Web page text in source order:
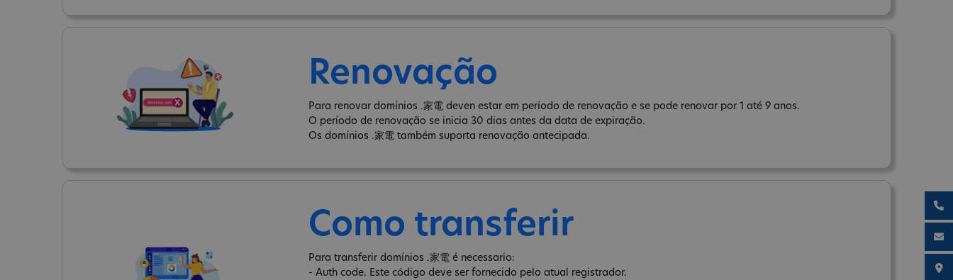
Renovação
Para renovar domínios .家電 deven estar em período de renovação e se pode renovar por 1 até 9 anos.
O período de renovação se inicia 30 dias antes da data de expiração.
Os domínios .家電 também suporta renovação antecipada.
Como transferir
Para transferir domínios .家電 é necessario:
- Auth code. Este código deve ser fornecido pelo atual registrador.